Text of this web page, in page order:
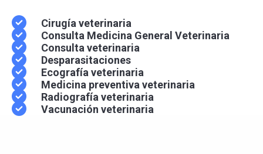
Cirugía veterinaria
Consulta Medicina General Veterinaria
Consulta veterinaria
Desparasitaciones
Ecografía veterinaria
Medicina preventiva veterinaria
Radiografía veterinaria
Vacunación veterinaria